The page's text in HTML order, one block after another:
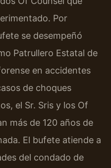
Por
se desempeñó
Patrullero Estatal de
en accidentes
de choques
el Sr. Sris y los Of
más de 120 años de
El bufete atiende a
del condado de